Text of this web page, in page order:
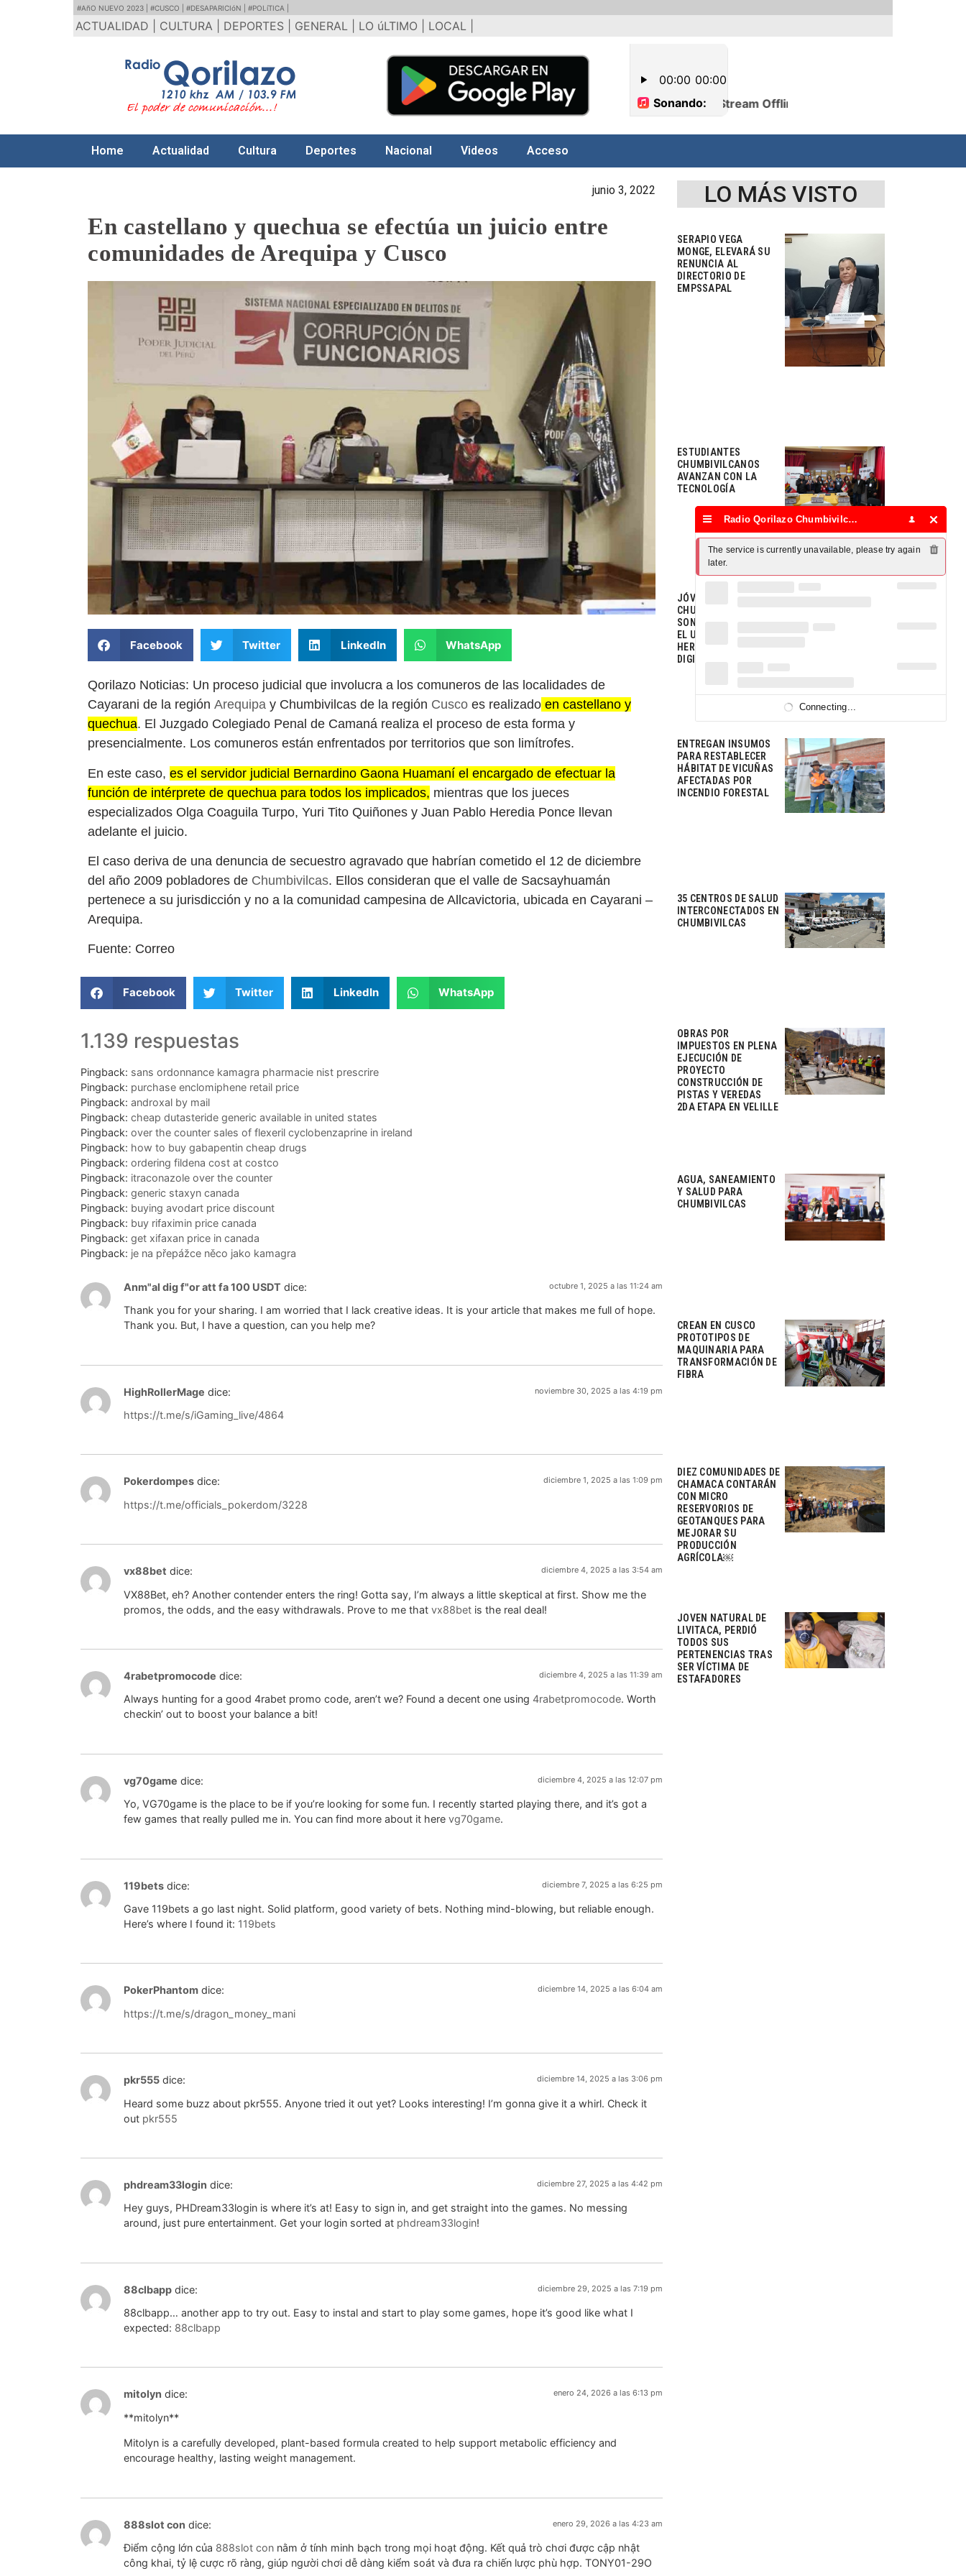
#AñO NUEVO 2023 | #CUSCO | #DESAPARICIóN | #POLíTICA |
ACTUALIDAD | CULTURA | DEPORTES | GENERAL | LO úLTIMO | LOCAL |
Home Actualidad Cultura Deportes Nacional Videos Acceso
junio 3, 2022
En castellano y quechua se efectúa un juicio entre
comunidades de Arequipa y Cusco
Facebook Twitter LinkedIn WhatsApp
Qorilazo Noticias: Un proceso judicial que involucra a los comuneros de las localidades de
Cayarani de la región Arequipa y Chumbivilcas de la región Cusco es realizado en castellano y
quechua. El Juzgado Colegiado Penal de Camaná realiza el proceso de esta forma y
presencialmente. Los comuneros están enfrentados por territorios que son limítrofes.
En este caso, es el servidor judicial Bernardino Gaona Huamaní el encargado de efectuar la
función de intérprete de quechua para todos los implicados, mientras que los jueces
especializados Olga Coaguila Turpo, Yuri Tito Quiñones y Juan Pablo Heredia Ponce llevan
adelante el juicio.
El caso deriva de una denuncia de secuestro agravado que habrían cometido el 12 de diciembre
del año 2009 pobladores de Chumbivilcas. Ellos consideran que el valle de Sacsayhuamán
pertenece a su jurisdicción y no a la comunidad campesina de Allcavictoria, ubicada en Cayarani –
Arequipa.
Fuente: Correo
Facebook Twitter LinkedIn WhatsApp
1.139 respuestas
Pingback: sans ordonnance kamagra pharmacie nist prescrire
Pingback: purchase enclomiphene retail price
Pingback: androxal by mail
Pingback: cheap dutasteride generic available in united states
Pingback: over the counter sales of flexeril cyclobenzaprine in ireland
Pingback: how to buy gabapentin cheap drugs
Pingback: ordering fildena cost at costco
Pingback: itraconazole over the counter
Pingback: generic staxyn canada
Pingback: buying avodart price discount
Pingback: buy rifaximin price canada
Pingback: get xifaxan price in canada
Pingback: je na přepážce něco jako kamagra
Anm"al dig f"or att fa 100 USDT dice: octubre 1, 2025 a las 11:24 am
Thank you for your sharing. I am worried that I lack creative ideas. It is your article that makes me full of hope.
Thank you. But, I have a question, can you help me?
HighRollerMage dice: noviembre 30, 2025 a las 4:19 pm
https://t.me/s/iGaming_live/4864
Pokerdompes dice: diciembre 1, 2025 a las 1:09 pm
https://t.me/officials_pokerdom/3228
vx88bet dice: diciembre 4, 2025 a las 3:54 am
VX88Bet, eh? Another contender enters the ring! Gotta say, I’m always a little skeptical at first. Show me the
promos, the odds, and the easy withdrawals. Prove to me that vx88bet is the real deal!
4rabetpromocode dice: diciembre 4, 2025 a las 11:39 am
Always hunting for a good 4rabet promo code, aren’t we? Found a decent one using 4rabetpromocode. Worth
checkin’ out to boost your balance a bit!
vg70game dice: diciembre 4, 2025 a las 12:07 pm
Yo, VG70game is the place to be if you’re looking for some fun. I recently started playing there, and it’s got a
few games that really pulled me in. You can find more about it here vg70game.
119bets dice: diciembre 7, 2025 a las 6:25 pm
Gave 119bets a go last night. Solid platform, good variety of bets. Nothing mind-blowing, but reliable enough.
Here’s where I found it: 119bets
PokerPhantom dice: diciembre 14, 2025 a las 6:04 am
https://t.me/s/dragon_money_mani
pkr555 dice: diciembre 14, 2025 a las 3:06 pm
Heard some buzz about pkr555. Anyone tried it out yet? Looks interesting! I’m gonna give it a whirl. Check it
out pkr555
phdream33login dice: diciembre 27, 2025 a las 4:42 pm
Hey guys, PHDream33login is where it’s at! Easy to sign in, and get straight into the games. No messing
around, just pure entertainment. Get your login sorted at phdream33login!
88clbapp dice: diciembre 29, 2025 a las 7:19 pm
88clbapp… another app to try out. Easy to instal and start to play some games, hope it’s good like what I
expected: 88clbapp
mitolyn dice: enero 24, 2026 a las 6:13 pm
**mitolyn**
Mitolyn is a carefully developed, plant-based formula created to help support metabolic efficiency and
encourage healthy, lasting weight management.
888slot con dice: enero 29, 2026 a las 4:23 am
Điểm cộng lớn của 888slot con nằm ở tính minh bạch trong mọi hoạt động. Kết quả trò chơi được cập nhật
công khai, tỷ lệ cược rõ ràng, giúp người chơi dễ dàng kiểm soát và đưa ra chiến lược phù hợp. TONY01-29O
LO MÁS VISTO
SERAPIO VEGA
MONGE, ELEVARÁ SU
RENUNCIA AL
DIRECTORIO DE
EMPSSAPAL
ESTUDIANTES
CHUMBIVILCANOS
AVANZAN CON LA
TECNOLOGÍA
JÓVENES
CHUMBIVILCANOS
SON CAPACITADOS EN
EL USO DE
HERRAMIENTAS
DIGITALES
ENTREGAN INSUMOS
PARA RESTABLECER
HÁBITAT DE VICUÑAS
AFECTADAS POR
INCENDIO FORESTAL
35 CENTROS DE SALUD
INTERCONECTADOS EN
CHUMBIVILCAS
OBRAS POR
IMPUESTOS EN PLENA
EJECUCIÓN DE
PROYECTO
CONSTRUCCIÓN DE
PISTAS Y VEREDAS
2DA ETAPA EN VELILLE
AGUA, SANEAMIENTO
Y SALUD PARA
CHUMBIVILCAS
CREAN EN CUSCO
PROTOTIPOS DE
MAQUINARIA PARA
TRANSFORMACIÓN DE
FIBRA
DIEZ COMUNIDADES DE
CHAMACA CONTARÁN
CON MICRO
RESERVORIOS DE
GEOTANQUES PARA
MEJORAR SU
PRODUCCIÓN
AGRÍCOLA￼
JOVEN NATURAL DE
LIVITACA, PERDIÓ
TODOS SUS
PERTENENCIAS TRAS
SER VÍCTIMA DE
ESTAFADORES
Radio Qorilazo Chumbivilcas
The service is currently unavailable, please try again
later.
Connecting...